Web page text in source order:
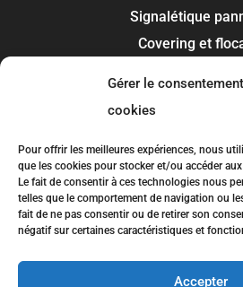
Gérer le
cookies
Pour offrir les meilleures expériences, nous
que les cookies pour stocker et/ou accéder
Le fait de consentir à ces technologies nous
telles que le comportement de navigation ou
fait de ne pas consentir ou de retirer son
négatif sur certaines caractéristiques et
Accepter
Signalétique
Covering et
Toulouse
Colomiers
Blagnac
Tournefeuille
Plaisance-du-